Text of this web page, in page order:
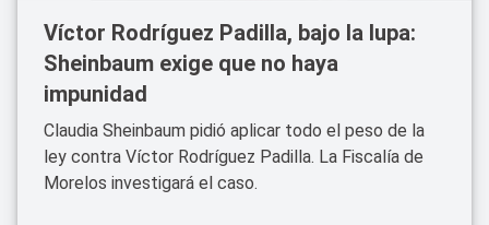
Víctor Rodríguez Padilla, bajo la lupa:
Sheinbaum exige que no haya
impunidad
Claudia Sheinbaum pidió aplicar todo el peso de la
ley contra Víctor Rodríguez Padilla. La Fiscalía de
Morelos investigará el caso.